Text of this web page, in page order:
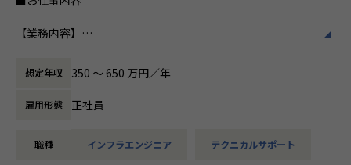
【業務内容】
整備
・設備の故障対応・トラブルシューティング・修理
・消耗部品の交換・在庫管理
・設備改善・稼働率向上に向けた改善提案
想定年収 350 〜 650 万円／年
雇用形態 正社員
職種 インフラエンジニア テクニカルサポート